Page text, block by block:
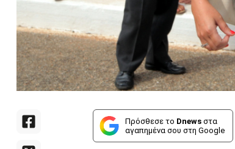
Πρόσθεσε το Dnews στα
αγαπημένα σου στη Google